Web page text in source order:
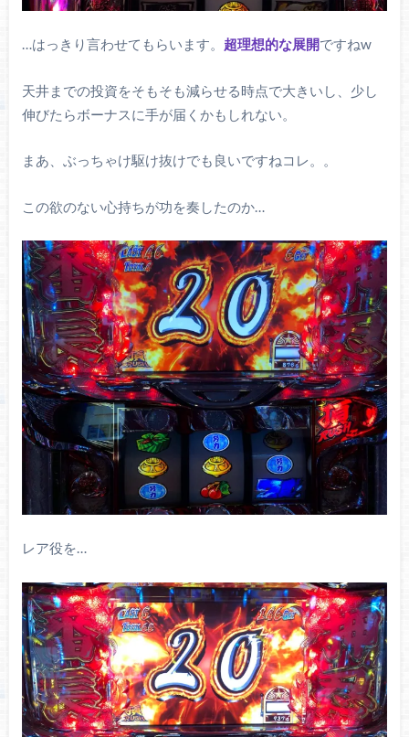
…はっきり言わせてもらいます。 超理想的な展開ですねw
天井までの投資をそもそも減らせる時点で大きいし、少し
伸びたらボーナスに手が届くかもしれない。
まあ、ぶっちゃけ駆け抜けでも良いですねコレ。。
この欲のない心持ちが功を奏したのか…
レア役を…